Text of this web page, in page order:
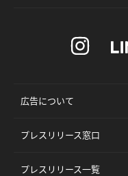
広告について
プレスリリース窓口
プレスリリース一覧